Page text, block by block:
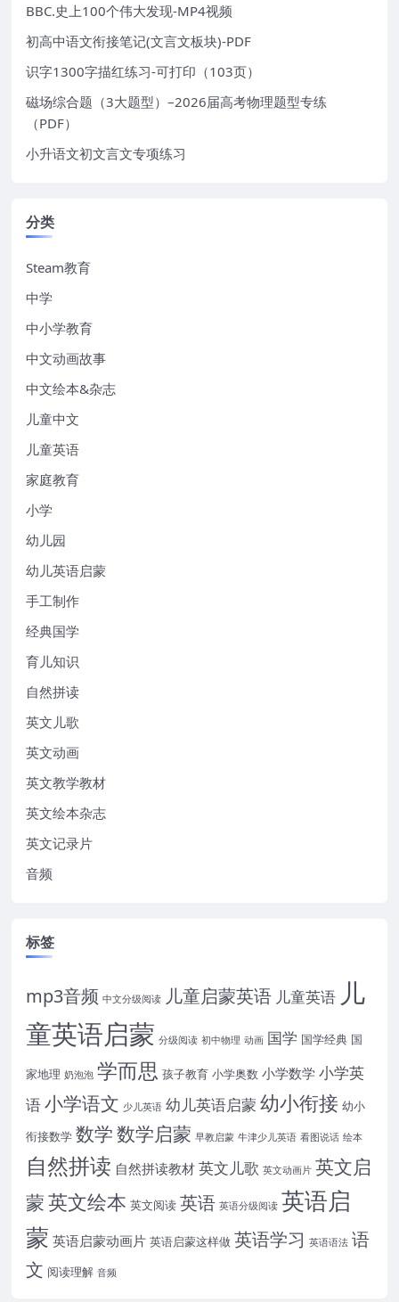
BBC.史上100个伟大发现-MP4视频
初高中语文衔接笔记(文言文板块)-PDF
识字1300字描红练习-可打印（103页）
磁场综合题（3大题型）–2026届高考物理题型专练
（PDF）
小升语文初文言文专项练习
分类
Steam教育
中学
中小学教育
中文动画故事
中文绘本&杂志
儿童中文
儿童英语
家庭教育
小学
幼儿园
幼儿英语启蒙
手工制作
经典国学
育儿知识
自然拼读
英文儿歌
英文动画
英文教学教材
英文绘本杂志
英文记录片
音频
标签
mp3音频 中文分级阅读 儿童启蒙英语 儿童英语 儿
童英语启蒙 分级阅读 初中物理 动画 国学 国学经典 国
家地理 奶泡泡 学而思 孩子教育 小学奥数 小学数学 小学英
语小学语文 少儿英语 幼儿英语启蒙幼小衔接 幼小
衔接数学 数学数学启蒙 早教启蒙 牛津少儿英语 看图说话 绘本
自然拼读 自然拼读教材英文儿歌 英文动画片 英文启
蒙英文绘本 英文阅读 英语 英语分级阅读 英语启
蒙 英语启蒙动画片 英语启蒙这样做 英语学习 英语语法 语
文 阅读理解 音频